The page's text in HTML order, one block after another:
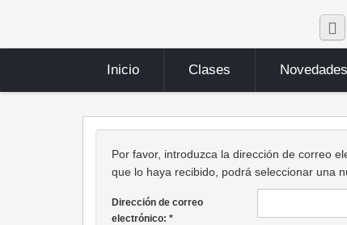
Inicio Clases Novedades
Por favor, introduzca la dirección de correo
que lo haya recibido, podrá seleccionar una
Dirección de correo
electrónico: *